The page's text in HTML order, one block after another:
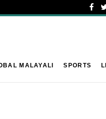
MALAYALI SPORTS